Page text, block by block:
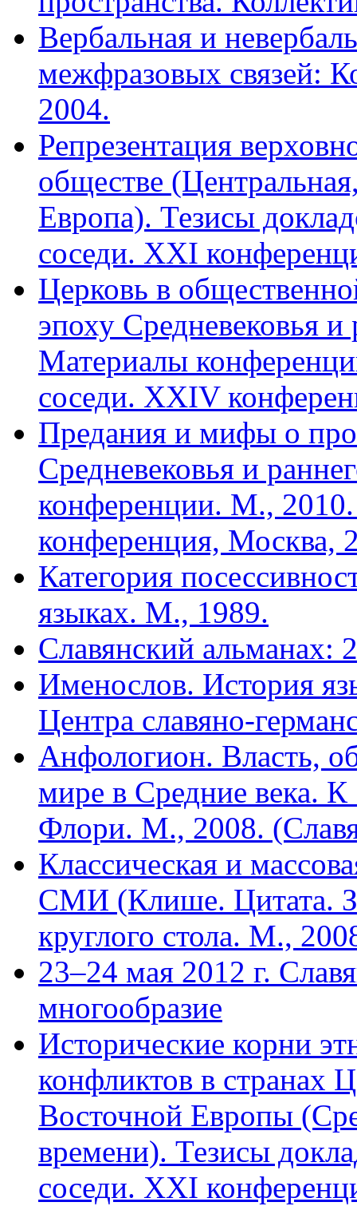
Вербальная и
межфразовых связей:
2004.
Репрезентация
обще­стве
Европа). Тезисы
соседи. XXI
Церковь в
эпоху Сред­невековья
Материалы
соседи. XXIV
Предания и мифы о
Средневековья и
конференции. М.,
кон­ференция, Москва,
Категория
языках. М., 1989.
Славянский альманах:
Именослов. История
Центра славяно-
Анфологион. Власть,
мире в Средние века.
Флори. М., 2008.
Классическая и
СМИ (Клише. Цитата.
круглого стола. М.,
23–24 мая 2012 г.
многообразие
Исторические корни
конфликтов в странах
Восточной Европы
времени). Тезисы
соседи. XXI